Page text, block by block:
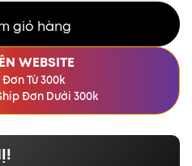
giỏ hàng
WEBSITE
Từ 300k
Đơn Dưới 300k